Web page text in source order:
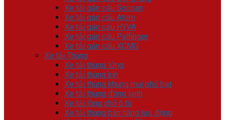
Xe tải gắn cẩu Soosan
Xe tải gắn cẩu Atom
Xe tải gắn cẩu HYVA
Xe tải gắn cẩu Palfinger
Xe tải gắn cẩu XCMG
Xe tải Thùng
Xe tải thùng lửng
Xe tải thùng kín
Xe tải thùng khung mui phủ bạt
Xe tải thùng đông lạnh
Xe tải lồng chở ô tô
Xe tải thùng bán hàng lưu động